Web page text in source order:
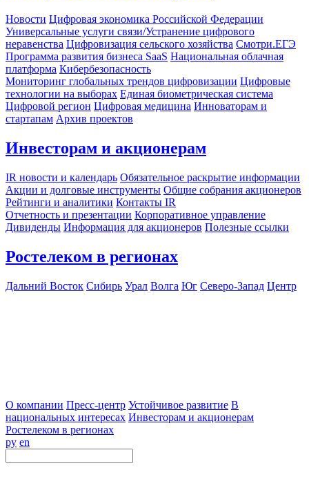
Новости Цифровая экономика Российской Федерации
Универсальные услуги связи/Устранение цифрового
неравенства Цифровизация сельского хозяйства Смотри.ЕГЭ
Программа развития бизнеса SaaS Национальная облачная
платформа Кибербезопасность
Мониторинг глобальных трендов цифровизации Цифровые
технологии на выборах Единая биометрическая система
Цифровой регион Цифровая медицина Инноваторам и
стартапам Архив проектов
Инвесторам и акционерам
IR новости и календарь Обязательное раскрытие информации
Акции и долговые инструменты Общие собрания акционеров
Рейтинги и аналитики Контакты IR
Отчетность и презентации Корпоративное управление
Дивиденды Информация для акционеров Полезные ссылки
Ростелеком в регионах
Дальний Восток Сибирь Урал Волга Юг Северо-Запад Центр
О компании Пресс-центр Устойчивое развитие В
национальных интересах Инвесторам и акционерам
Ростелеком в регионах
ру en